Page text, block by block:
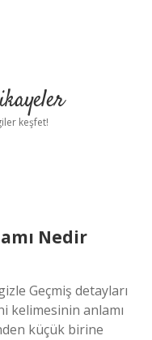
keşfet!
Nedir
Geçmiş detayları
kelimesinin anlamı
küçük birine